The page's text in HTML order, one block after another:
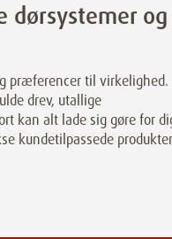
dørsystemer og
præferencer til virkelighed.
drev, utallige
kan alt lade sig gøre for
kundetilpassede